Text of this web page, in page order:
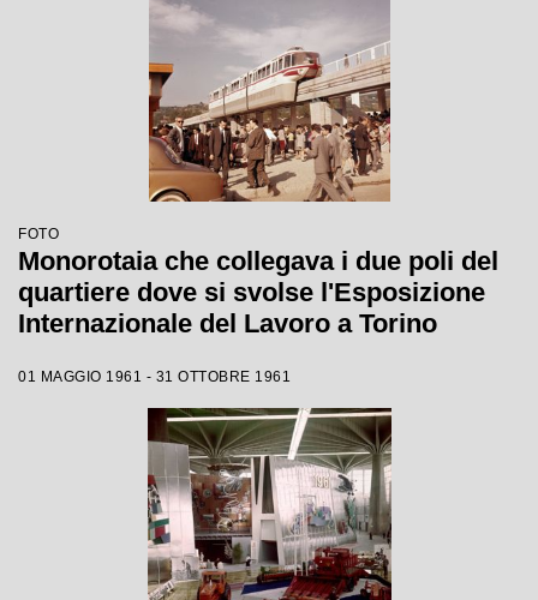
FOTO
Monorotaia che collegava i due poli del
quartiere dove si svolse l'Esposizione
Internazionale del Lavoro a Torino
01 MAGGIO 1961 - 31 OTTOBRE 1961